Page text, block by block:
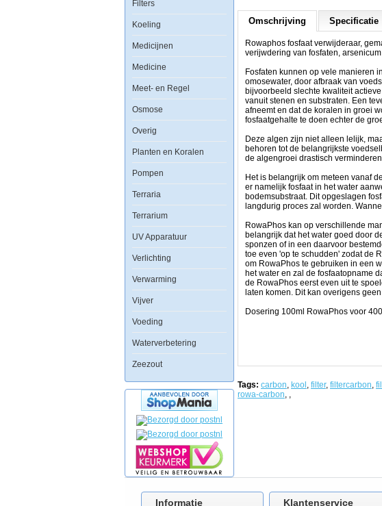
Filters
Koeling
Medicijnen
Medicine
Meet- en Regel
Osmose
Overig
Planten en Koralen
Pompen
Terraria
Terrarium
UV Apparatuur
Verlichting
Verwarming
Vijver
Voeding
Waterverbetering
Zeezout
Rowaphos
fosfaat
gemaakt
van
ijzerhydroxide
materiaal,
chemisch
ontwikkeld
voor
een
efficiente
verijwdering
van
fosfaten,
arsenicum
silicitaten
uit
zoet-
en
zeewater
aquaria.
Fosfaten
kunnen
op
vele
manieren
aquarium
terechtkomen:
in
van
omosewater,
en
Omschrijving Specificatie
Rowaphos fosfaat verwijderaar,
verijwdering van fosfaten,
Fosfaten kunnen op vele manieren
omosewater, door afbraak van
bijvoorbeeld slechte kwaliteit
vanuit stenen en substraten. Een
afneemt en dat de koralen in groei
fosfaatgehalte te doen echter de
Deze algen zijn niet alleen lelijk,
behoren tot de belangrijkste
de algengroei drastisch
Het is belangrijk om meteen vanaf
er namelijk fosfaat in het water
bodemsubstraat. Dit opgeslagen
langdurig proces zal worden.
RowaPhos kan op verschillende
belangrijk dat het water goed door
sponzen of in een daarvoor
toe even 'op te schudden' zodat de
om RowaPhos te gebruiken in een
het water en zal de fosfaatopname
de RowaPhos eerst even uit te
laten komen. Dit kan overigens
Dosering 100ml RowaPhos voor
Tags: carbon, kool , filter, filtercarbon,
rowa-carbon, ,
Informatie Klantenservice